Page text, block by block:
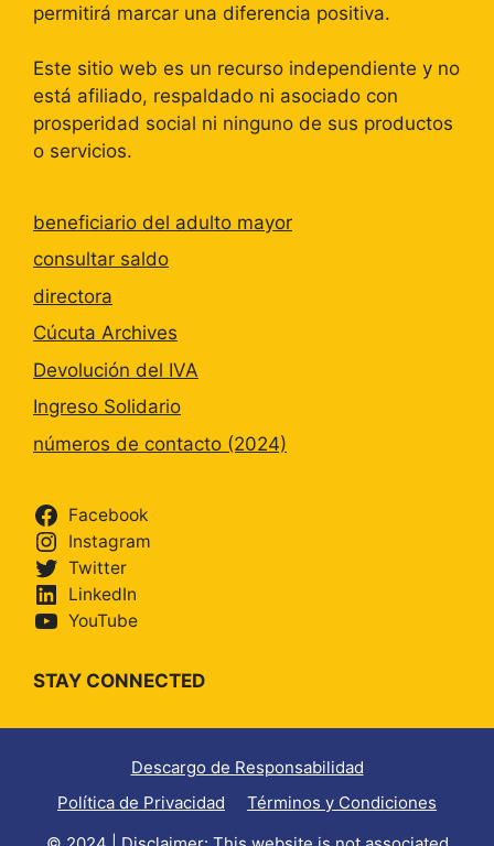
permitirá marcar una diferencia positiva.
Este sitio web es un recurso independiente y no
está afiliado, respaldado ni asociado con
prosperidad social ni ninguno de sus productos
o servicios.
beneficiario del adulto mayor
consultar saldo
directora
Cúcuta Archives
Devolución del IVA
Ingreso Solidario
números de contacto (2024)
Facebook
Instagram
Twitter
LinkedIn
YouTube
STAY CONNECTED
Descargo de Responsabilidad
Política de Privacidad
Términos y Condiciones